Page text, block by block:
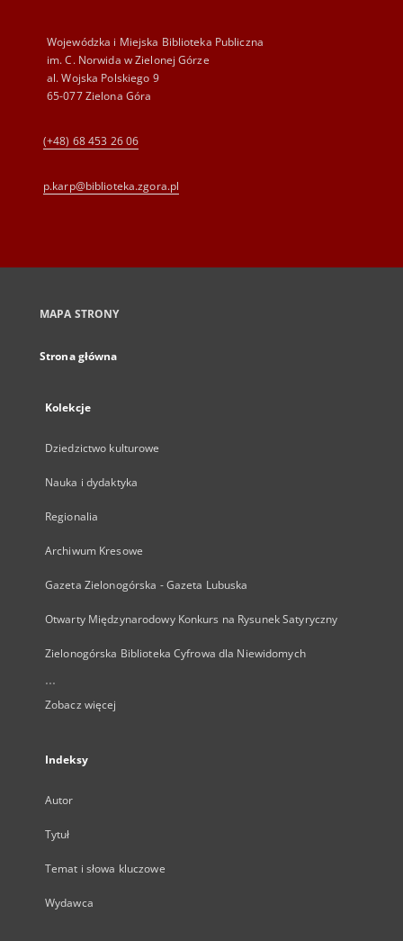
Wojewódzka i Miejska Biblioteka Publiczna
im. C. Norwida w Zielonej Górze
al. Wojska Polskiego 9
65-077 Zielona Góra
(+48) 68 453 26 06
p.karp@biblioteka.zgora.pl
MAPA STRONY
Strona główna
Kolekcje
Dziedzictwo kulturowe
Nauka i dydaktyka
Regionalia
Archiwum Kresowe
Gazeta Zielonogórska - Gazeta Lubuska
Otwarty Międzynarodowy Konkurs na Rysunek Satyryczny
Zielonogórska Biblioteka Cyfrowa dla Niewidomych
...
Zobacz więcej
Indeksy
Autor
Tytuł
Temat i słowa kluczowe
Wydawca